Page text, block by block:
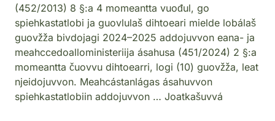
(452/2013) 8 §:a 4 momeantta vuođul, go
spiehkastatlobi ja guovlulaš dihtoeari mielde lobálaš
guovžža bivdojagi 2024–2025 addojuvvon eana- ja
meahccedoalloministeriija ásahusa (451/2024) 2 §:a
momeantta čuovvu dihtoearri, logi (10) guovžža, leat
njeidojuvvon. Meahcástanlágas ásahuvvon
spiehkastatlobiin addojuvvon … Joatkašuvvá